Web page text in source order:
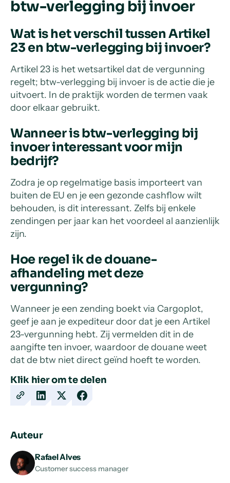
Klik hier om te delen
CopyShareShareShare
Auteur
Rafael Alves
Customer success manager
btw-verlegging bij invoer
Wat is het verschil tussen Artikel
23 en btw-verlegging bij invoer?
Artikel 23 is het wetsartikel dat de vergunning
regelt; btw-verlegging bij invoer is de actie die je
uitvoert. In de praktijk worden de termen vaak
door elkaar gebruikt.
Wanneer is btw-verlegging bij
invoer interessant voor mijn
bedrijf?
Zodra je op regelmatige basis importeert van
buiten de EU en je een gezonde cashflow wilt
behouden, is dit interessant. Zelfs bij enkele
zendingen per jaar kan het voordeel al aanzienlijk
zijn.
Hoe regel ik de douane-
afhandeling met deze
vergunning?
Wanneer je een zending boekt via Cargoplot,
geef je aan je expediteur door dat je een Artikel
23-vergunning hebt. Zij vermelden dit in de
aangifte ten invoer, waardoor de douane weet
dat de btw niet direct geïnd hoeft te worden.